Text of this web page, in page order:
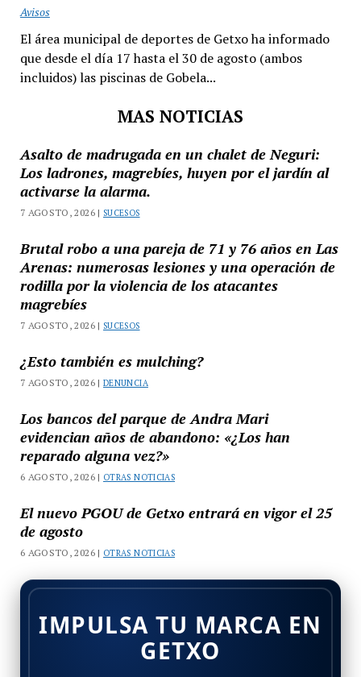
Avisos
El área municipal de deportes de Getxo ha informado
que desde el día 17 hasta el 30 de agosto (ambos
incluidos) las piscinas de Gobela...
MAS NOTICIAS
Asalto de madrugada en un chalet de Neguri:
Los ladrones, magrebíes, huyen por el jardín al
activarse la alarma.
7 AGOSTO, 2026 | SUCESOS
Brutal robo a una pareja de 71 y 76 años en Las
Arenas: numerosas lesiones y una operación de
rodilla por la violencia de los atacantes
magrebíes
7 AGOSTO, 2026 | SUCESOS
¿Esto también es mulching?
7 AGOSTO, 2026 |DENUNCIA
Los bancos del parque de Andra Mari
evidencian años de abandono: «¿Los han
reparado alguna vez?»
6 AGOSTO, 2026 | OTRAS NOTICIAS
El nuevo PGOU de Getxo entrará en vigor el 25
de agosto
6 AGOSTO, 2026 | OTRAS NOTICIAS
IMPULSA TU MARCA EN
GETXO